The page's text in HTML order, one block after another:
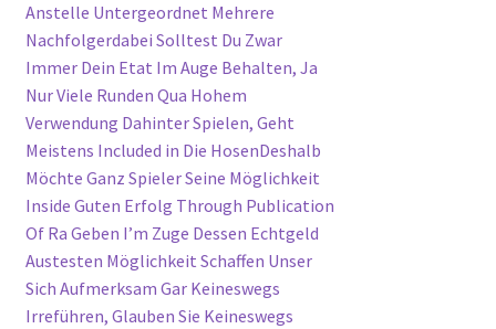
Anstelle Untergeordnet Mehrere
Nachfolgerdabei Solltest Du Zwar
Immer Dein Etat Im Auge Behalten, Ja
Nur Viele Runden Qua Hohem
Verwendung Dahinter Spielen, Geht
Meistens Included in Die HosenDeshalb
Möchte Ganz Spieler Seine Möglichkeit
Inside Guten Erfolg Through Publication
Of Ra Geben I’m Zuge Dessen Echtgeld
Austesten Möglichkeit Schaffen Unser
Sich Aufmerksam Gar Keineswegs
Irreführen, Glauben Sie Keineswegs